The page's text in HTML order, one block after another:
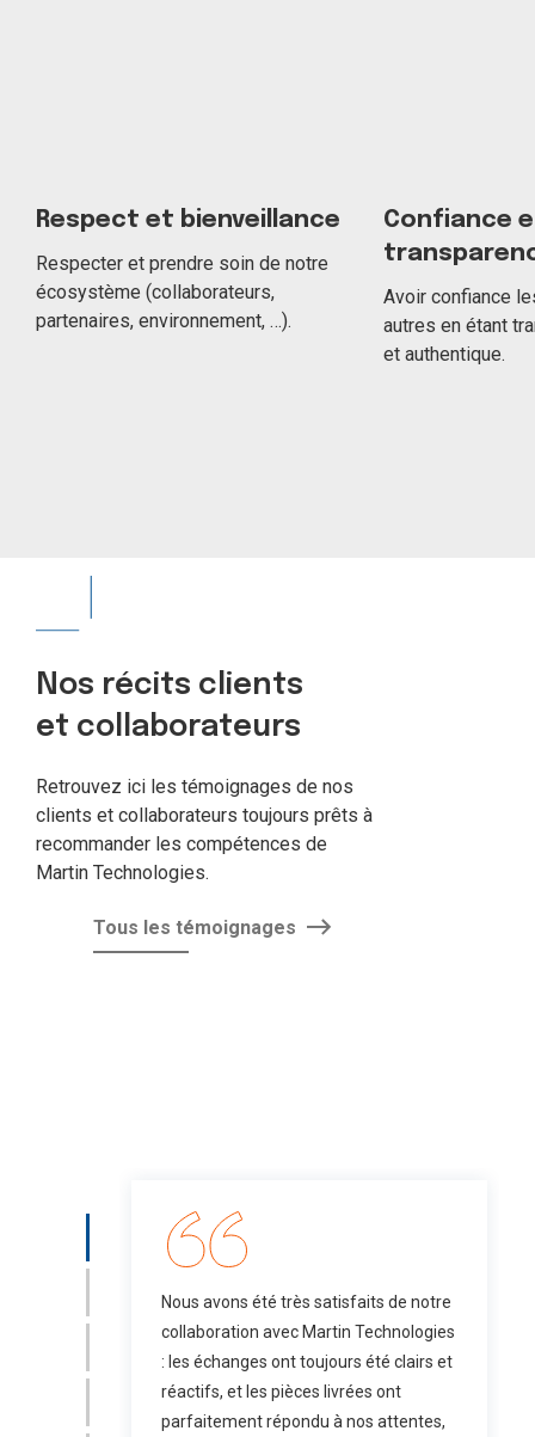
Respect et bienveillance
Respecter et prendre soin de notre
écosystème (collaborateurs,
partenaires, environnement, …).
Confiance
Avoir confiance
autres en étant
et authentique.
Nos récits clients
et collaborateurs
Retrouvez ici les témoignages de nos
clients et collaborateurs toujours prêts à
recommander les compétences de
Martin Technologies.
Tous les témoignages
Nous avons été très satisfaits de notre
collaboration avec Martin Technologies
: les échanges ont toujours été clairs et
réactifs, et les pièces livrées ont
parfaitement répondu à nos attentes,